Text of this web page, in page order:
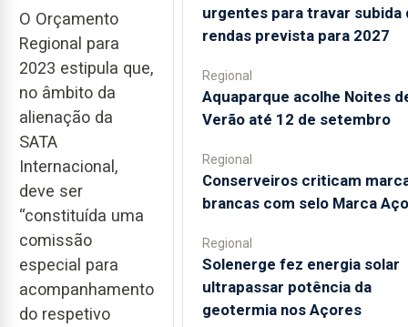
O Orçamento
Regional para
2023 estipula que,
no âmbito da
alienação da
SATA
Internacional,
deve ser
“constituída uma
comissão
especial para
acompanhamento
do respetivo
urgentes para travar subida
rendas prevista para 2027
Regional
Aquaparque acolhe Noites
Verão até 12 de setembro
Regional
Conserveiros criticam
brancas com selo Marca
Regional
Solenerge fez energia solar
ultrapassar potência da
geotermia nos Açores